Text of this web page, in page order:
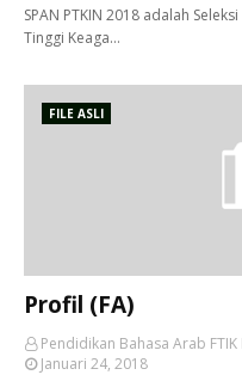
SPAN PTKIN 2018 adalah
Tinggi Keaga…
FILE ASLI
Profil (FA)
Pendidikan Bahasa Arab FTIK
Januari 24, 2018